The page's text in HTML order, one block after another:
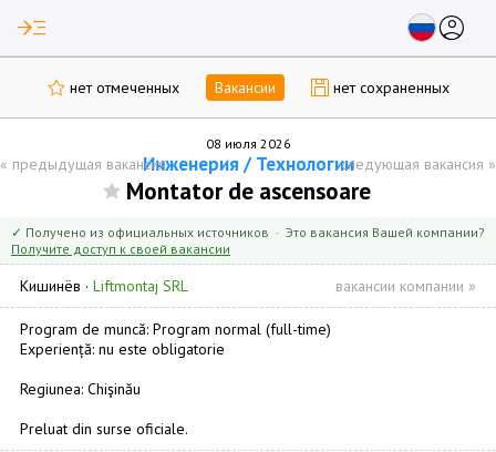
read_more account_circle
нет отмеченных Вакансии нет сохраненных
08 июля 2026
« предыдущая вакансияИнженерия / Технологииследующая вакансия »
Montator de ascensoare
✓ Получено из официальных источников · Это вакансия Вашей компании?
Получите доступ к своей вакансии
Кишинёв · Liftmontaj SRL вакансии компании »
Program de muncă: Program normal (full-time)
Experiență: nu este obligatorie
Regiunea: Chişinău
Preluat din surse oficiale.